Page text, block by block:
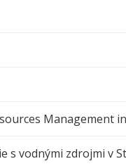
Management
s vodnými zdrojmi v